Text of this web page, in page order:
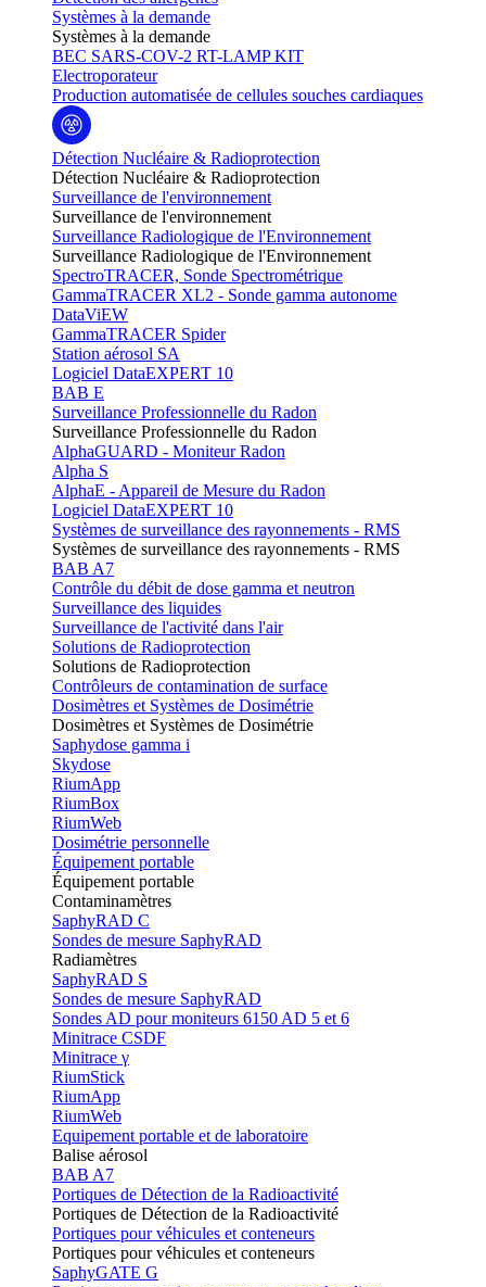
Systèmes à la demande
Systèmes à la demande
BEC SARS-COV-2 RT-LAMP KIT
Electroporateur
Production automatisée de cellules souches cardiaques
Détection Nucléaire & Radioprotection
Détection Nucléaire & Radioprotection
Surveillance de l'environnement
Surveillance de l'environnement
Surveillance Radiologique de l'Environnement
Surveillance Radiologique de l'Environnement
SpectroTRACER, Sonde Spectrométrique
GammaTRACER XL2 - Sonde gamma autonome
DataViEW
GammaTRACER Spider
Station aérosol SA
Logiciel DataEXPERT 10
BAB E
Surveillance Professionnelle du Radon
Surveillance Professionnelle du Radon
AlphaGUARD - Moniteur Radon
Alpha S
AlphaE - Appareil de Mesure du Radon
Logiciel DataEXPERT 10
Systèmes de surveillance des rayonnements - RMS
Systèmes de surveillance des rayonnements - RMS
BAB A7
Contrôle du débit de dose gamma et neutron
Surveillance des liquides
Surveillance de l'activité dans l'air
Solutions de Radioprotection
Solutions de Radioprotection
Contrôleurs de contamination de surface
Dosimètres et Systèmes de Dosimétrie
Dosimètres et Systèmes de Dosimétrie
Saphydose gamma i
Skydose
RiumApp
RiumBox
RiumWeb
Dosimétrie personnelle
Équipement portable
Équipement portable
Contaminamètres
SaphyRAD C
Sondes de mesure SaphyRAD
Radiamètres
SaphyRAD S
Sondes de mesure SaphyRAD
Sondes AD pour moniteurs 6150 AD 5 et 6
Minitrace CSDF
Minitrace γ
RiumStick
RiumApp
RiumWeb
Equipement portable et de laboratoire
Balise aérosol
BAB A7
Portiques de Détection de la Radioactivité
Portiques de Détection de la Radioactivité
Portiques pour véhicules et conteneurs
Portiques pour véhicules et conteneurs
SaphyGATE G